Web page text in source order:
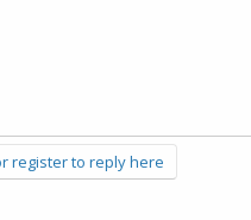
register to reply here.